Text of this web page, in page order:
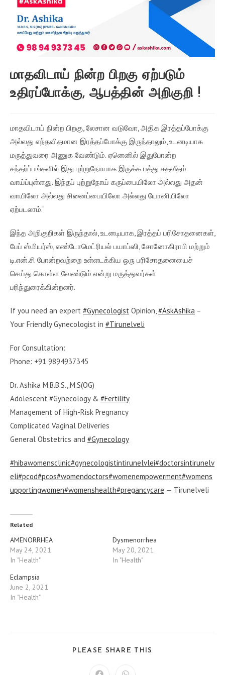
மாதவிடாய் நின்ற பிறகு ஏற்படும்
உதிரப்போக்கு, ஆபத்தின் அறிகுறி !
மாதவிடாய் நின்ற பிறகு, லேசான வடுவோ, அதிக இரத்தப்போக்கு
அல்லது எந்தவிதமான இரத்தப்போக்கு இருந்தாலும், உடனடியாக
மருத்துவரை அணுக வேண்டும். ஏனெனில் இதுபோன்ற
சந்தர்ப்பங்களில் இது புற்றுநோயாக இருக்க பத்து சதவீதம்
வாய்ப்புள்ளது. இந்தப் புற்றுநோய் கருப்பையிலோ அல்லது அதன்
வாயிலோ அல்லது சினைப்பையிலோ அல்லது யோனியிலோ
ஏற்படலாம்.”
இந்த அறிகுறிகள் இருந்தால், உடனடியாக, இரத்தப் பரிசோதனைகள்,
பேப் ஸ்மியர்ஸ், எண்டோமெட்ரியல் பயாப்ஸி, சோனோகிராபி மற்றும்
டி.என்.சி போன்றவற்றை உள்ளடக்கிய ஒரு பரிசோதனையைச்
செய்து கொள்ள வேண்டும் என்று மருத்துவர்கள்
பரிந்துரைக்கின்றனர்.
If you need an expert #Gynecologist Opinion,#AskAshika –
Your Friendly Gynecologist in #Tirunelveli
For Consultation:
Phone: +91 9894937345
Dr. Ashika M.B.B.S., M.S(OG)
Adolescent #Gynecology & #Fertility
Management of High-Risk Pregnancy
Complicated Vaginal Deliveries
General Obstetrics and #Gynecology
#hibawomensclinic#gynecologistintirunelvlei#doctorsintirunelv
eli#pcod#pcos#womendoctors#womenempowerment#womens
upportingwomen#womenshealth#pregancycare — Tirunelveli
Related
AMENORRHEA
May 24, 2021
In "Health"
Dysmenorrhea
May 20, 2021
In "Health"
Eclampsia
June 2, 2021
In "Health"
PLEASE SHARE THIS